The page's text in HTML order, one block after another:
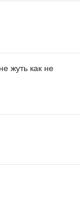
жуть как не